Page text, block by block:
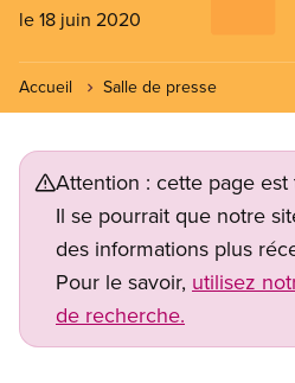
le 18 juin 2020
Accueil Salle de presse
Attention : cette page
Il se pourrait que notre
des informations plus
Pour le savoir, utilisez
de recherche.